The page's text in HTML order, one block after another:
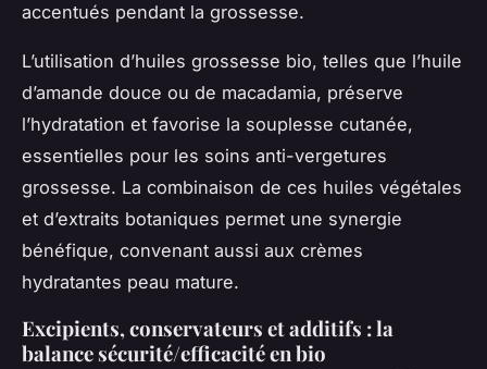
accentués pendant la grossesse.
L’utilisation d’huiles grossesse bio, telles que l’huile
d’amande douce ou de macadamia, préserve
l’hydratation et favorise la souplesse cutanée,
essentielles pour les soins anti-vergetures
grossesse. La combinaison de ces huiles végétales
et d’extraits botaniques permet une synergie
bénéfique, convenant aussi aux crèmes
hydratantes peau mature.
Excipients, conservateurs et additifs : la
balance sécurité/efficacité en bio